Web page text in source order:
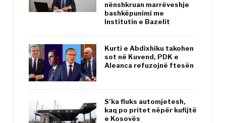
nënshkruan marrëveshje
bashkëpunimi me
Institutin e Bazelit
Kurti e Abdixhiku takohen
sot në Kuvend, PDK e
Aleanca refuzojnë ftesën
S’ka fluks automjetesh,
kaq po pritet nëpër kufijtë
e Kosovës